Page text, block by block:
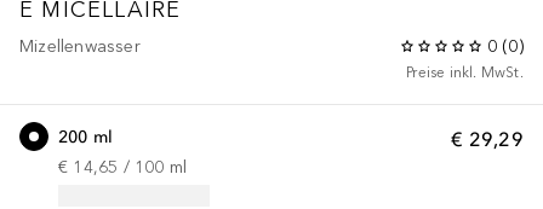
E MICELLAIRE
Mizellenwasser 0 (0)
Preise inkl. MwSt.
€ 29,29
200 ml
€ 14,65 / 100 ml